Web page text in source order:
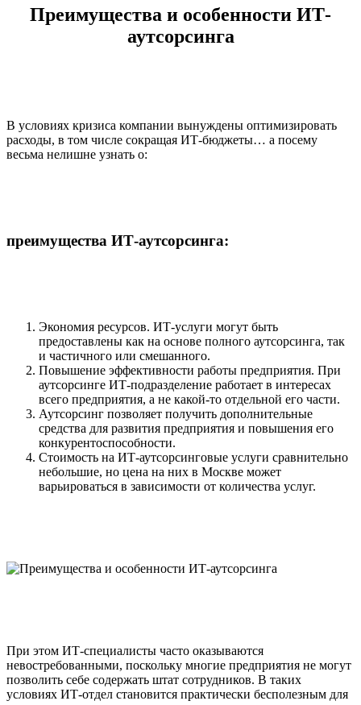
Преимущества и особенности ИТ-
аутсорсинга
В условиях кризиса компании вынуждены оптимизировать
расходы, в том числе сокращая ИТ-бюджеты… а посему
весьма нелишне узнать о:
преимущества ИТ-аутсорсинга:
Экономия ресурсов. ИТ-услуги могут быть
предоставлены как на основе полного аутсорсинга, так
и частичного или смешанного.
Повышение эффективности работы предприятия. При
аутсорсинге ИТ-подразделение работает в интересах
всего предприятия, а не какой-то отдельной его части.
Аутсорсинг позволяет получить дополнительные
средства для развития предприятия и повышения его
конкурентоспособности.
Стоимость на ИТ-аутсорсинговые услуги сравнительно
небольшие, но цена на них в Москве может
варьироваться в зависимости от количества услуг.
При этом ИТ-специалисты часто оказываются
невостребованными, поскольку многие предприятия не могут
позволить себе содержать штат сотрудников. В таких
условиях ИТ-отдел становится практически бесполезным для